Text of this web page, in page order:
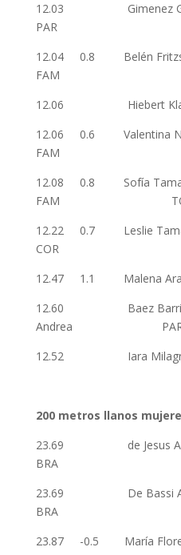
12.03 Gimenez
PAR
12.04 0.8
FAM
12.06 Hiebert
12.06 0.6
FAM
12.08 0.8 Sofía
FAM
12.22 0.7 Leslie
COR
12.47 1.1 Malena
12.60 Baez
Andrea
12.52 Iara
200 metros
23.69 de
BRA
23.69 De
BRA
23.87 -0.5 María